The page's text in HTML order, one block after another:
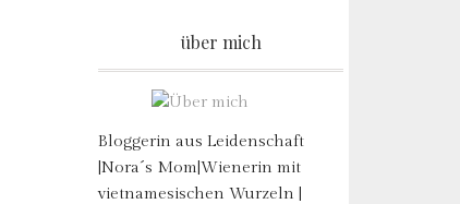
über mich
Bloggerin aus Leidenschaft
|Nora´s Mom|Wienerin mit
vietnamesischen Wurzeln |